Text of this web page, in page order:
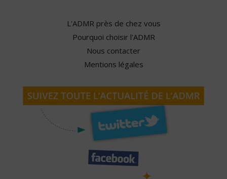
L'ADMR près de chez vous
Pourquoi choisir l'ADMR
Nous contacter
Mentions légales